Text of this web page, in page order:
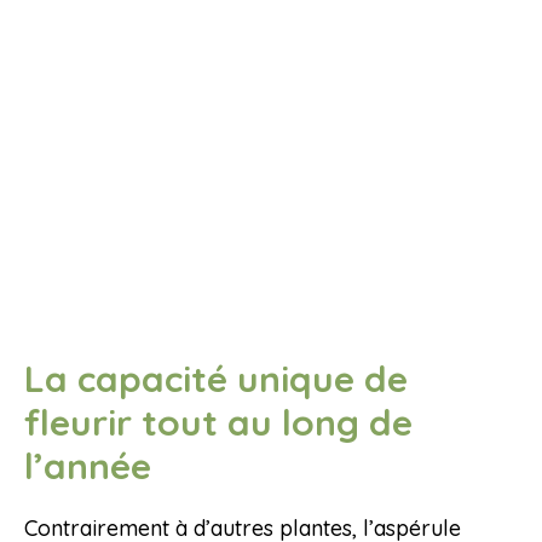
La capacité unique de
fleurir tout au long de
l’année
Contrairement à d’autres plantes, l’aspérule